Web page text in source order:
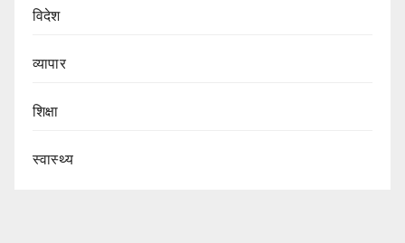
विदेश
व्यापार
शिक्षा
स्वास्थ्य